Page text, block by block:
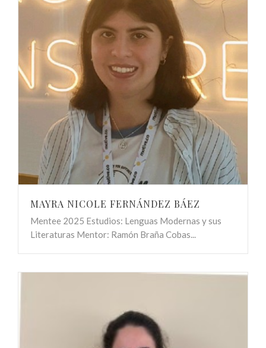
MAYRA NICOLE FERNÁNDEZ BÁEZ
Mentee 2025 Estudios: Lenguas Modernas y sus
Literaturas Mentor: Ramón Braña Cobas...